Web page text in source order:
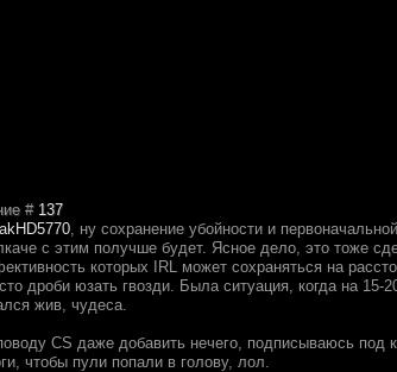
# 137
, ну сохранение убойности и
с этим получше будет. Ясное дело, это тоже
которых IRL может сохраняться на
дроби юзать гвозди. Была ситуация, когда на 15-
жив, чудеса.
CS даже добавить нечего, подписываюсь
чтобы пули попали в голову, лол.